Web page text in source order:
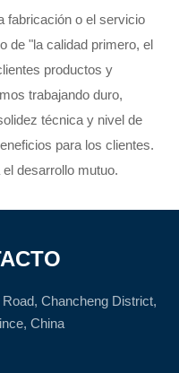
fabricación o el servicio
de "la calidad primero, el
productos y
trabajando duro,
técnica y nivel de
para los clientes.
desarrollo mutuo.
Chancheng District,
China